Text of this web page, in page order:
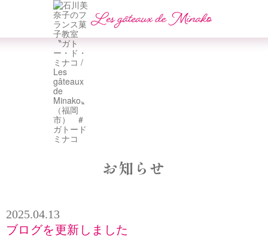
お知らせ
2025.04.13
ブログを更新しました